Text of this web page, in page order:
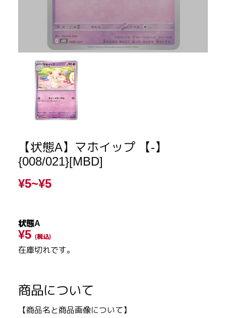
【状態A】マホイップ 【-】
{008/021}[MBD]
¥5~¥5
状態A
¥5 (税込)
在庫切れです。
商品について
【商品名と商品画像について】